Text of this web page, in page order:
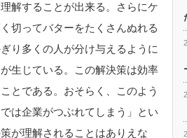
解することが出来る。さらにケ
切ってバターをたくさんぬれる
り多くの人が分け与えるように
生じている。この解決策は効率
とである。おそらく、このよう
は企業がつぶれてしまう」とい
が理解されることはありえな